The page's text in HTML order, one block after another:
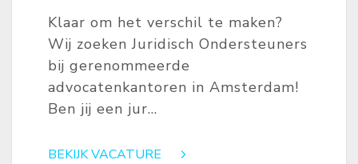
Klaar om het verschil te maken?
Wij zoeken Juridisch Ondersteuners
bij gerenommeerde
advocatenkantoren in Amsterdam!
Ben jij een jur...
BEKIJK VACATURE